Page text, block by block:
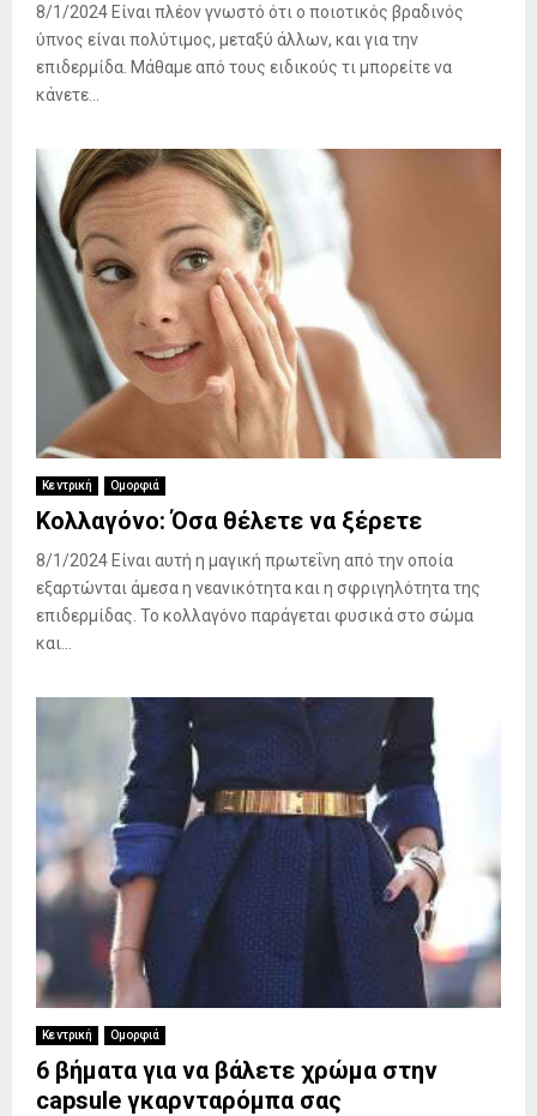
8/1/2024 Είναι πλέον γνωστό ότι ο ποιοτικός βραδινός
ύπνος είναι πολύτιμος, μεταξύ άλλων, και για την
επιδερμίδα. Μάθαμε από τους ειδικούς τι μπορείτε να
κάνετε...
Κεντρική Ομορφιά
Κολλαγόνο: Όσα θέλετε να ξέρετε
8/1/2024 Είναι αυτή η μαγική πρωτεΐνη από την οποία
εξαρτώνται άμεσα η νεανικότητα και η σφριγηλότητα της
επιδερμίδας. Το κολλαγόνο παράγεται φυσικά στο σώμα
και...
Κεντρική Ομορφιά
6 βήματα για να βάλετε χρώμα στην
capsule γκαρνταρόμπα σας